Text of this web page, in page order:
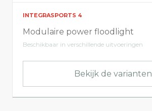
INTEGRASPORTS 4
Modulaire power floodlight
Beschikbaar in verschillende uitvoeringen
Bekijk de varianten